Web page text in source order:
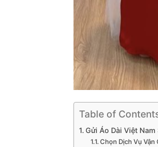
Table of
Gửi Áo Dài Việt Nam
Chọn Dịch Vụ Vận